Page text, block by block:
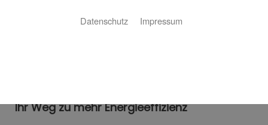
Ihr Weg zu mehr Energieeffizienz
Datenschutz Impressum